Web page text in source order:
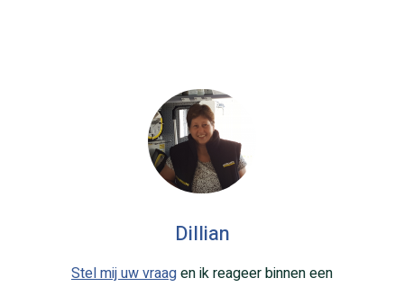
Dillian
Stel mij uw vraagen ik reageer binnen een